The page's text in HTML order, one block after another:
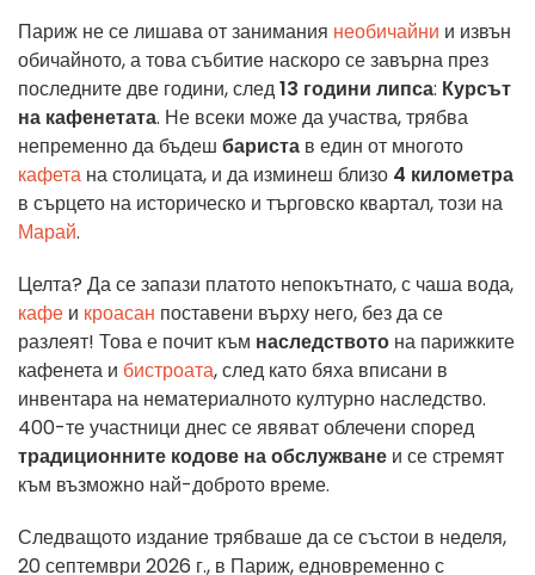
Париж не се лишава от занимания необичайни и извън
обичайното, а това събитие наскоро се завърна през
последните две години, след13 години липса: Курсът
на кафенетата. Не всеки може да участва, трябва
непременно да бъдеш бариста в един от многото
кафета на столицата, и да изминеш близо 4 километра
в сърцето на историческо и търговско квартал, този на
Марай.
Целта? Да се запази платото непокътнато, с чаша вода,
кафе и кроасан поставени върху него, без да се
разлеят! Това е почит към наследството на парижките
кафенета и бистроата, след като бяха вписани в
инвентара на нематериалното културно наследство.
400-те участници днес се явяват облечени според
традиционните кодове на обслужване и се стремят
към възможно най-доброто време.
Следващото издание трябваше да се състои в неделя,
20 септември 2026 г., в Париж, едновременно с